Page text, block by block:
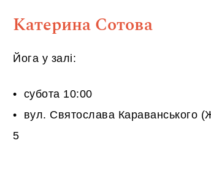
Катерина Сотова
Йога у залі:
• субота 10:00
• вул. Святослава Караванського
5